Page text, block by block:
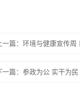
一篇：环境与健康宣传周